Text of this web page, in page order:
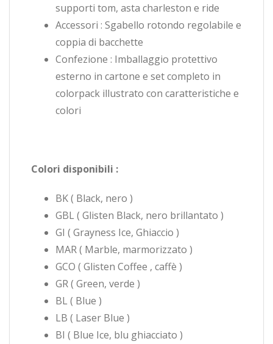
supporti tom, asta charleston e ride
Accessori : Sgabello rotondo regolabile e
coppia di bacchette
Confezione : Imballaggio protettivo
esterno in cartone e set completo in
colorpack illustrato con caratteristiche e
colori
Colori disponibili :
BK ( Black, nero )
GBL ( Glisten Black, nero brillantato )
GI ( Grayness Ice, Ghiaccio )
MAR ( Marble, marmorizzato )
GCO ( Glisten Coffee , caffè )
GR ( Green, verde )
BL ( Blue )
LB ( Laser Blue )
BI ( Blue Ice, blu ghiacciato )